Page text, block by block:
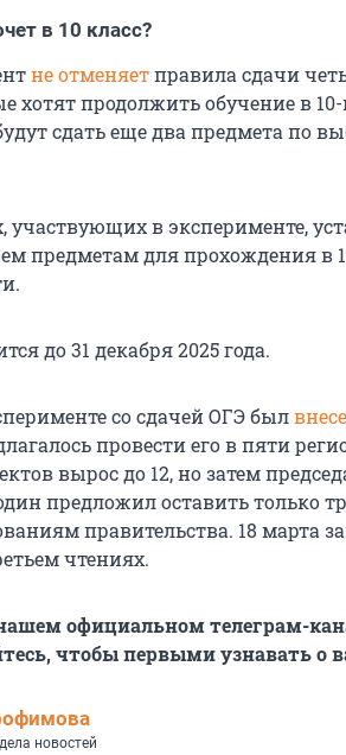
в 10 класс?
не отменяетправила сдачи
хотят продолжить обучение в
сдать еще два предмета по
участвующих в эксперименте,
предметам для прохождения в
до 31 декабря 2025 года.
со сдачей ОГЭ был
провести его в пяти
вырос до 12, но затем
предложил оставить только
правительства. 18 марта
чтениях.
официальном телеграм-
чтобы первыми узнавать о
новостей